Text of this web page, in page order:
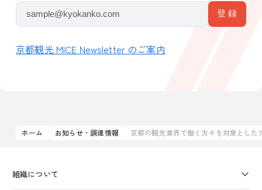
京都観光 MICE Newsletter のご案内
ホーム お知らせ・調達情報 京都の観光業界で働く方々を対象とし
組織について